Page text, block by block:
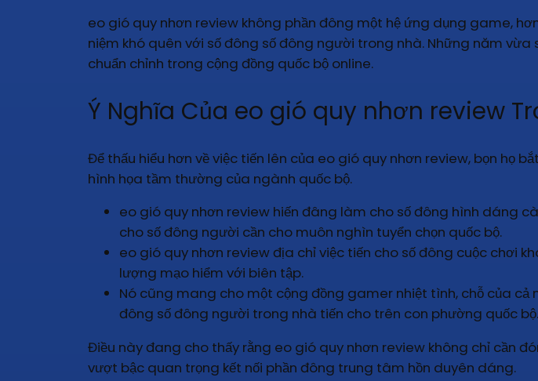
eo gió quy nhơn review không phần đông một hệ ứng dụng game,
niệm khó quên với số đông số đông người trong nhà. Những năm
chuẩn chỉnh trong cộng đồng quốc bộ online.
Ý Nghĩa Của eo gió quy nhơn review
Để thấu hiểu hơn về việc tiến lên của eo gió quy nhơn review, bọn họ
hình họa tầm thường của ngành quốc bộ.
eo gió quy nhơn review hiến đâng làm cho số đông hình dáng
cho số đông người cần cho muôn nghìn tuyển chọn quốc bộ.
eo gió quy nhơn review địa chỉ việc tiến cho số đông cuộc chơi
lượng mạo hiểm với biên tập.
Nó cũng mang cho một cộng đồng gamer nhiệt tình, chỗ của cả
đông số đông người trong nhà tiến cho trên con phường quốc bộ.
Điều này đang cho thấy rằng eo gió quy nhơn review không chỉ cần
vượt bậc quan trọng kết nối phần đông trung tâm hồn duyên dáng.